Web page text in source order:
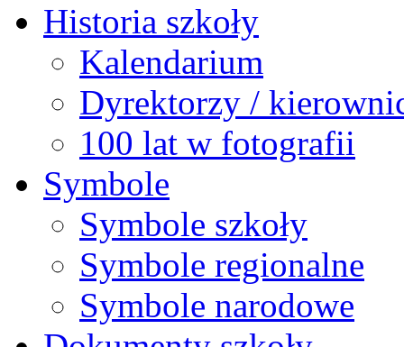
Historia szkoły
Kalendarium
Dyrektorzy /
100 lat w fotografii
Symbole
Symbole szkoły
Symbole regionalne
Symbole narodowe